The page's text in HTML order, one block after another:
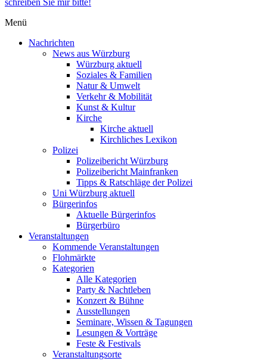
Menü
Nachrichten
News aus Würzburg
Würzburg aktuell
Soziales & Familien
Natur & Umwelt
Verkehr & Mobilität
Kunst & Kultur
Kirche
Kirche aktuell
Kirchliches Lexikon
Polizei
Polizeibericht Würzburg
Polizeibericht Mainfranken
Tipps & Ratschläge der Polizei
Uni Würzburg aktuell
Bürgerinfos
Aktuelle Bürgerinfos
Bürgerbüro
Veranstaltungen
Kommende Veranstaltungen
Flohmärkte
Kategorien
Alle Kategorien
Party & Nachtleben
Konzert & Bühne
Ausstellungen
Seminare, Wissen & Tagungen
Lesungen & Vorträge
Feste & Festivals
Veranstaltungsorte